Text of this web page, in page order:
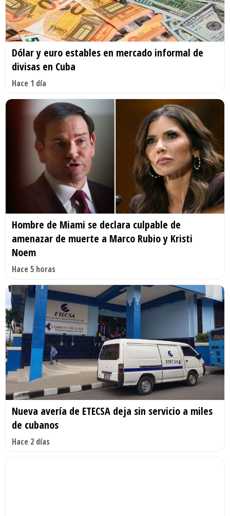
Dólar y euro estables en mercado informal de
divisas en Cuba
Hace 1 día
Hombre de Miami se declara culpable de
amenazar de muerte a Marco Rubio y Kristi
Noem
Hace 5 horas
Nueva avería de ETECSA deja sin servicio a miles
de cubanos
Hace 2 días